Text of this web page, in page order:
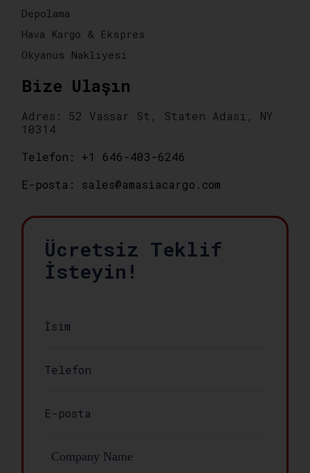
Depolama
Hava Kargo & Ekspres
Okyanus Nakliyesi
Bize Ulaşın
Adres: 52 Vassar St, Staten Adası, NY
10314
Telefon: +1 646-403-6246
E-posta: sales@amasiacargo.com
Ücretsiz Teklif
İsteyin!